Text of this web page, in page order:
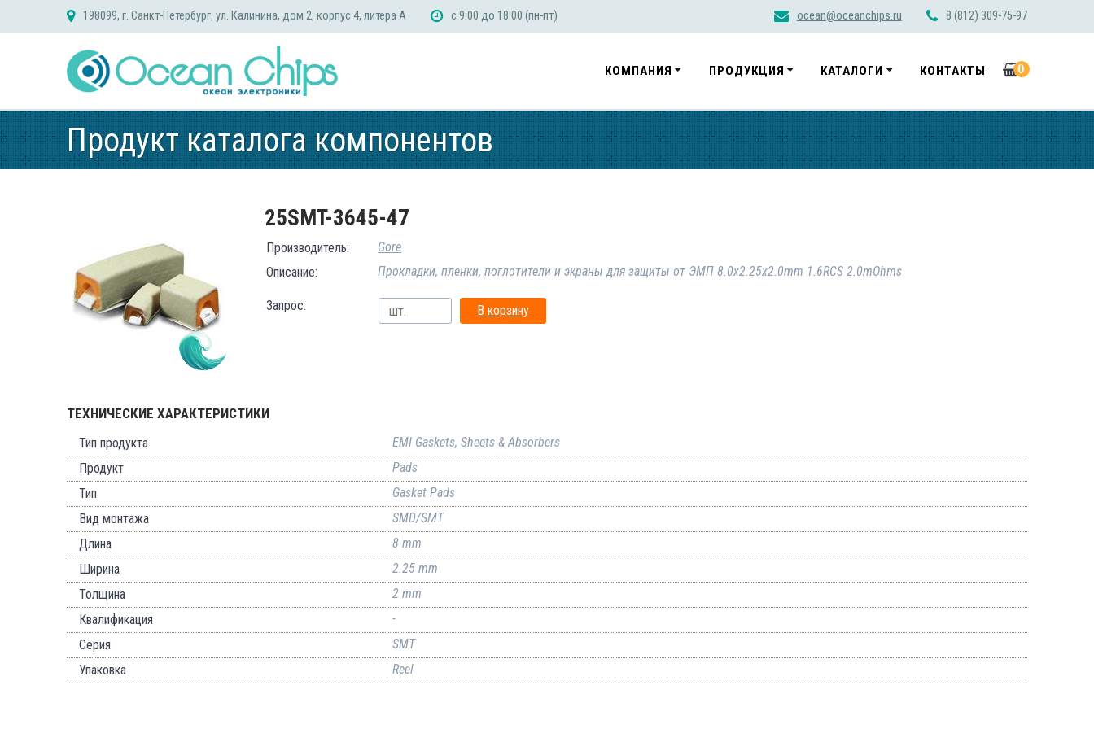
198099, г. Санкт-Петербург, ул. Калинина, дом 2, корпус 4, литера А с 9:00 до 18:00 (пн-пт) ocean@oceanchips.ru 8 (812) 309-75-97
КОМПАНИЯ ПРОДУКЦИЯ КАТАЛОГИ КОНТАКТЫ 0
Продукт каталога компонентов
25SMT-3645-47
Производитель:
Gore
Описание:
Прокладки, пленки, поглотители и экраны для защиты от ЭМП 8.0x2.25x2.0mm 1.6RCS 2.0mOhms
Запрос: В корзину
ТЕХНИЧЕСКИЕ ХАРАКТЕРИСТИКИ
Тип продукта
EMI Gaskets, Sheets & Absorbers
Продукт
Pads
Тип
Gasket Pads
Вид монтажа
SMD/SMT
Длина
8 mm
Ширина
2.25 mm
Толщина
2 mm
Квалификация
-
Серия
SMT
Упаковка
Reel